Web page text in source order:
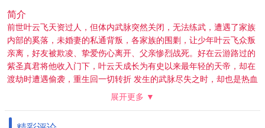
简介
前世叶云飞天资过人，但体内武脉突然关闭，无法练武，遭遇了家族
内部的奚落，未婚妻的私通背叛，各家族的围剿，让少年叶云飞众叛
亲离，好友被欺凌、挚爱伤心离开、父亲惨烈战死。好在云游路过的
紫圣真君将他收入门下，叶云天成长为有史以来最年轻的天帝，却在
渡劫时遭遇偷袭，重生回一切转折 发生的武脉尽失之时，却也是热血
少年时代。 再次遇
重新开始。体内尚存一缕天帝之魂，让前生记忆得以完好保存。内有
展开更多 ▼